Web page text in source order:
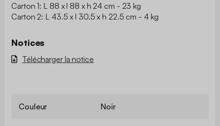
Carton 1: L 88 x l 88 x h 24 cm - 23 kg
Carton 2: L 43.5 x l 30.5 x h 22.5 cm - 4 kg
Notices
Télécharger la notice
Couleur Noir